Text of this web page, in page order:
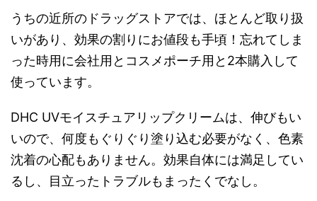
うちの近所のドラッグストアでは、ほとんど取り扱
いがあり、効果の割りにお値段も手頃！忘れてしま
った時用に会社用とコスメポーチ用と2本購入して
使っています。
DHC UVモイスチュアリップクリームは、伸びもい
いので、何度もぐりぐり塗り込む必要がなく、色素
沈着の心配もありません。効果自体には満足してい
るし、目立ったトラブルもまったくでなし。